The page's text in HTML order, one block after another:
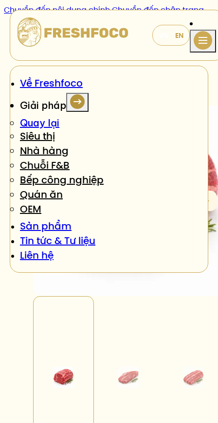
Chuyển đến nội dung chínhChuyển đến chân trang
Về Freshfoco
Giải pháp
Quay lại
Siêu thị
Nhà hàng
Chuỗi F&B
Bếp công nghiệp
Quán ăn
OEM
Sản phẩm
Tin tức & Tư liệu
Liên hệ
Sản phẩm/Đùi tỏi gà rút xương tẩm bột